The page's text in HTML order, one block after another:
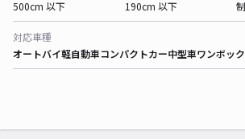
500cm 以下
190cm 以下
対応車種
オートバイ軽自動車コンパクトカー中型車ワンボッ